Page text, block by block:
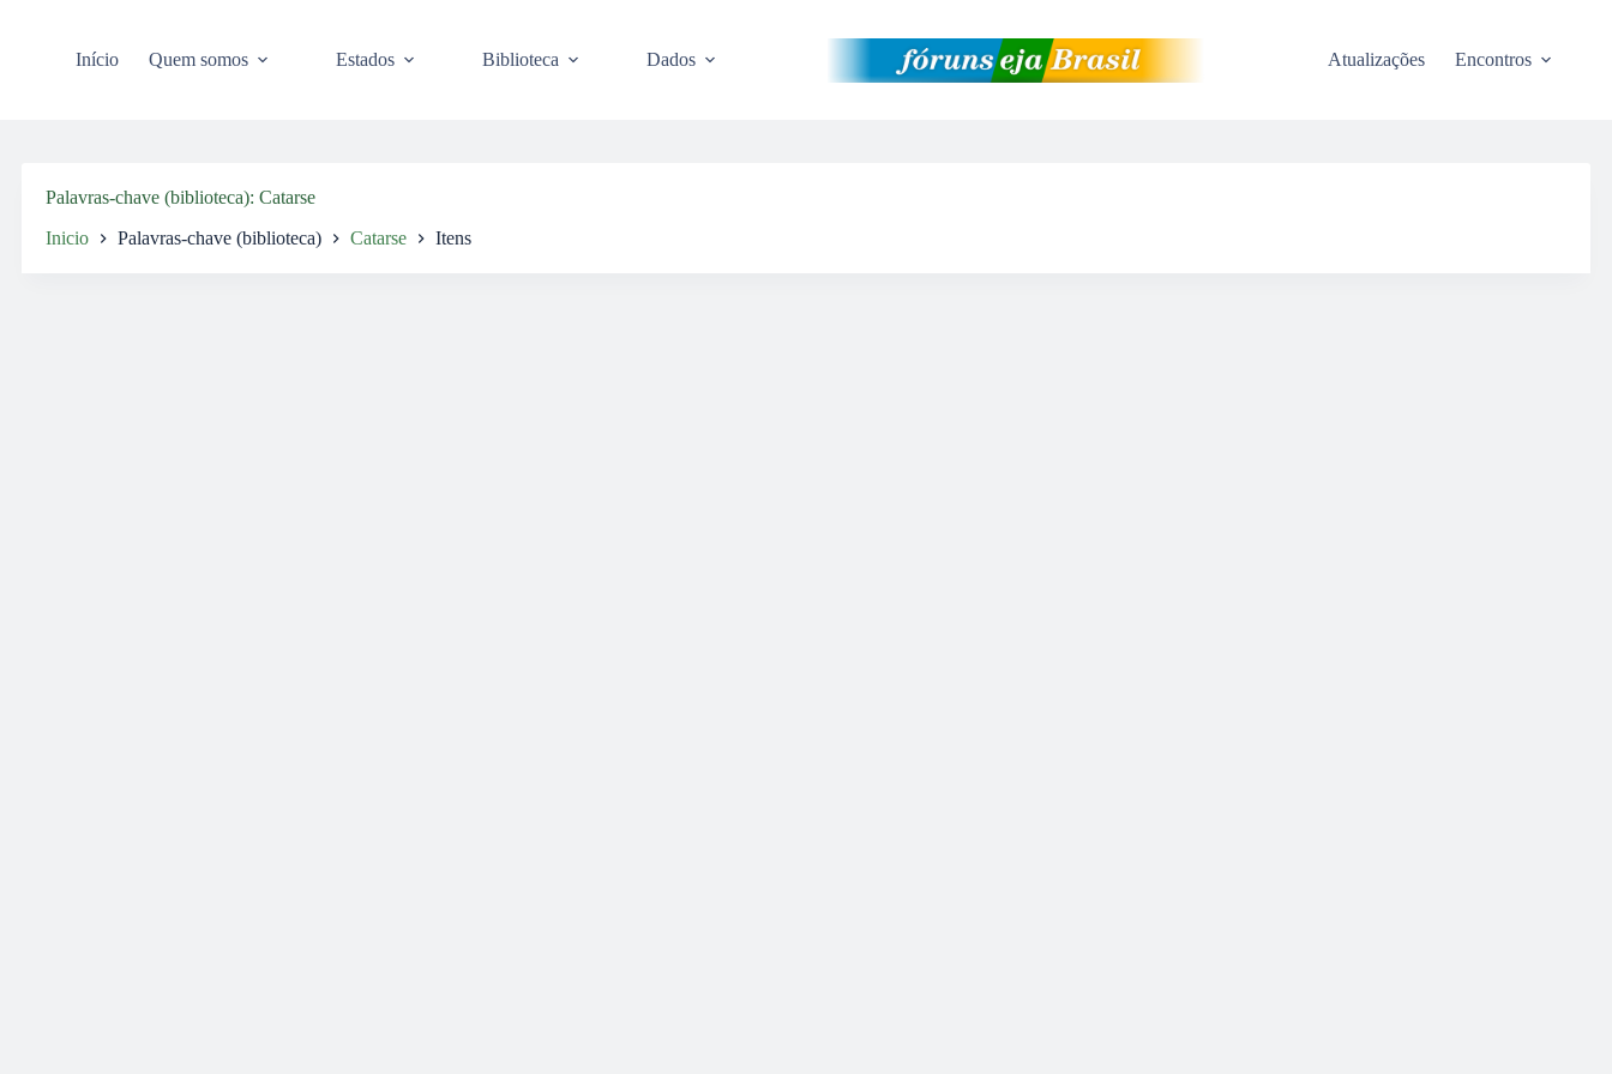
Início Quem somos Estados Biblioteca Dados Atualizações Encontros
Palavras-chave (biblioteca) Catarse
Inicio Palavras-chave (biblioteca) Catarse Itens